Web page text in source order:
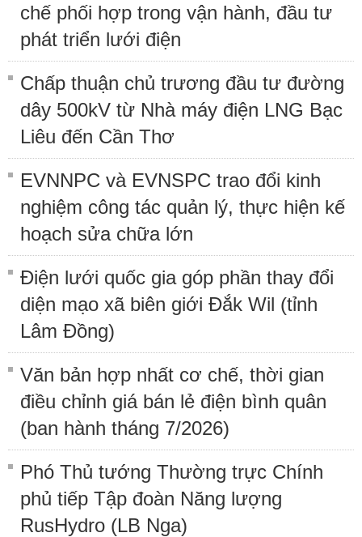
chế phối hợp trong vận hành, đầu tư
phát triển lưới điện
Chấp thuận chủ trương đầu tư đường
dây 500kV từ Nhà máy điện LNG Bạc
Liêu đến Cần Thơ
EVNNPC và EVNSPC trao đổi kinh
nghiệm công tác quản lý, thực hiện kế
hoạch sửa chữa lớn
Điện lưới quốc gia góp phần thay đổi
diện mạo xã biên giới Đắk Wil (tỉnh
Lâm Đồng)
Văn bản hợp nhất cơ chế, thời gian
điều chỉnh giá bán lẻ điện bình quân
(ban hành tháng 7/2026)
Phó Thủ tướng Thường trực Chính
phủ tiếp Tập đoàn Năng lượng
RusHydro (LB Nga)